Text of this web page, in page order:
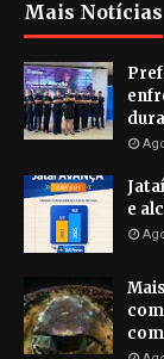
Mais Notícias
e